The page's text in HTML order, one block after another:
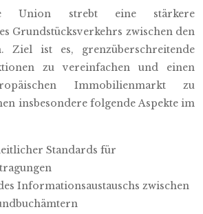
Union strebt eine stärkere
Grundstücksverkehrs zwischen den
Ziel ist es, grenzüberschreitende
zu vereinfachen und einen
Immobilienmarkt zu
insbesondere folgende Aspekte im
Standards für
Informationsaustauschs zwischen